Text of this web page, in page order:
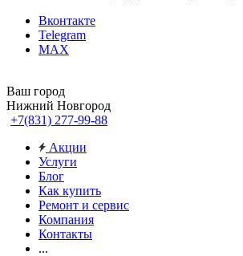
Вконтакте
Telegram
MAX
Ваш город
Нижний Новгород
+7(831) 277-99-88
Акции
Услуги
Блог
Как купить
Ремонт и сервис
Компания
Контакты
...